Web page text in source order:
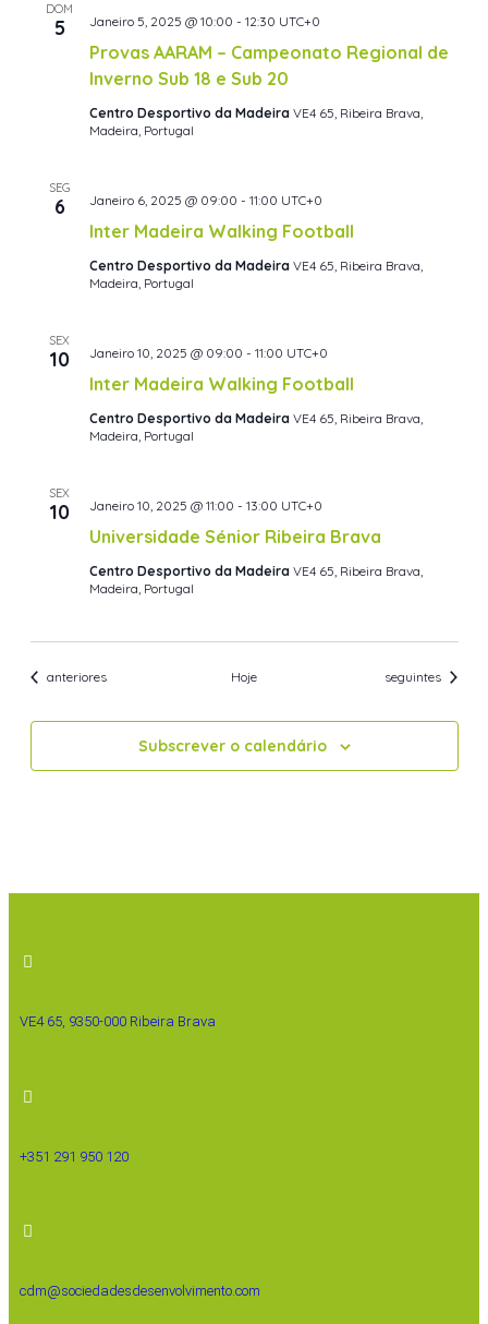
DOM
5
Provas AARAM – Campeonato Regional de
Inverno Sub 18 e Sub 20
Janeiro 5, 2025 @ 10:00 - 12:30 UTC+0
Centro Desportivo da Madeira VE4 65, Ribeira Brava,
Madeira, Portugal
SEG
6
Inter Madeira Walking Football
Janeiro 6, 2025 @ 09:00 - 11:00 UTC+0
Centro Desportivo da Madeira VE4 65, Ribeira Brava,
Madeira, Portugal
SEX
10
Inter Madeira Walking Football
Janeiro 10, 2025 @ 09:00 - 11:00 UTC+0
Centro Desportivo da Madeira VE4 65, Ribeira Brava,
Madeira, Portugal
SEX
10
Universidade Sénior Ribeira Brava
Janeiro 10, 2025 @ 11:00 - 13:00 UTC+0
Centro Desportivo da Madeira VE4 65, Ribeira Brava,
Madeira, Portugal
Eventos
anteriores Hoje Eventos
seguintes
Subscrever o calendário
VE4 65, 9350-000 Ribeira Brava
+351 291 950 120
cdm@sociedadesdesenvolvimento.com